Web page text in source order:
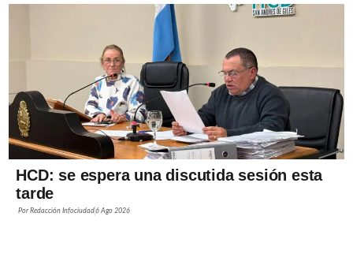
HCD: se espera una discutida sesión esta
tarde
PorRedacción Infociudad6 Ago 2026